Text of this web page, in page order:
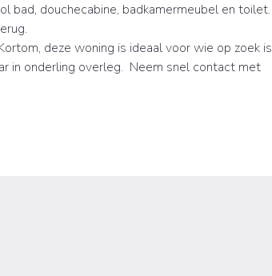
bad, douchecabine, badkamermeubel en toilet.
deze woning is ideaal voor wie op zoek is
in onderling overleg. Neem snel contact met